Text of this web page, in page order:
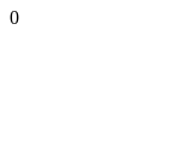
0